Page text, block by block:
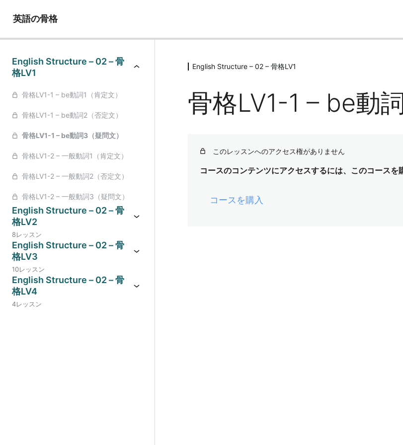
英語の骨格
English Structure – 02 – 骨
格LV1
骨格LV1-1 – be動詞1（肯定文）
骨格LV1-1 – be動詞2（否定文）
骨格LV1-1 – be動詞3（疑問文）
骨格LV1-2 – 一般動詞1（肯定文）
骨格LV1-2 – 一般動詞2（否定文）
骨格LV1-2 – 一般動詞3（疑問文）
English Structure – 02 – 骨
格LV2
8レッスン
English Structure – 02 – 骨
格LV3
10レッスン
English Structure – 02 – 骨
格LV4
4レッスン
English Structure – 02 – 骨格LV1
骨格LV1-1 – be動
このレッスンへのアクセス権がありません
コースのコンテンツにアクセスするには、このコース
コースを購入